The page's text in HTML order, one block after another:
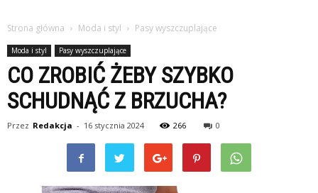
Strona główna Moda i styl Pasy wyszczuplające
Moda i styl Pasy wyszczuplające
CO ZROBIĆ ŻEBY SZYBKO
SCHUDNĄĆ Z BRZUCHA?
Przez Redakcja - 16 stycznia 2024 266 0